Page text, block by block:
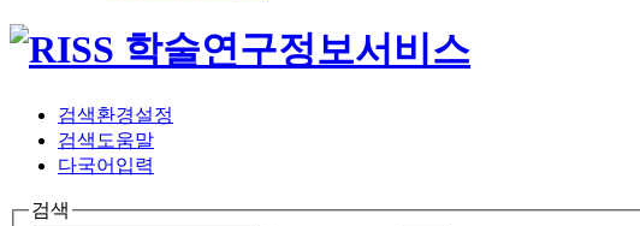
검색환경설정
검색도움말
다국어입력
검색